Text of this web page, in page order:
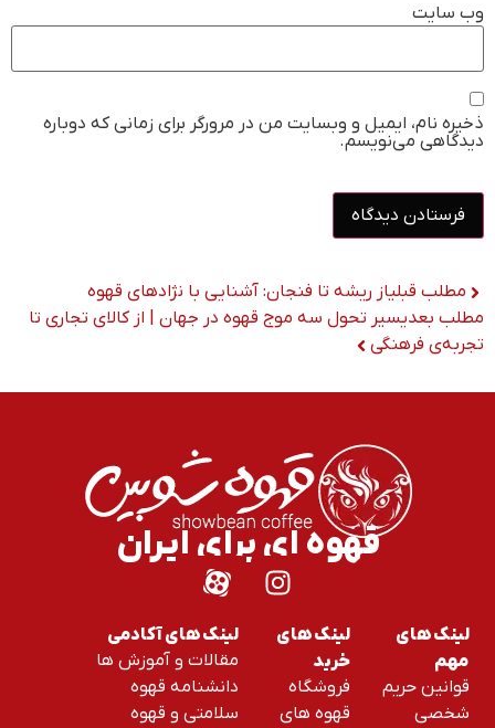
وب‌ سایت
ذخیره نام، ایمیل و وبسایت من در مرورگر برای زمانی که دوباره
دیدگاهی می‌نویسم.
مطلب قبلیاز ریشه تا فنجان: آشنایی با نژادهای قهوه
مطلب بعدیسیر تحول سه موج قهوه در جهان | از کالای تجاری تا
تجربه‌ی فرهنگی
قهوه ای برای ایران
لینک های
مهم
قوانین حریم
شخصی
لینک های
خرید
فروشگاه
قهوه های
لینک های آکادمی
مقالات و آموزش ها
دانشنامه قهوه
سلامتی و قهوه